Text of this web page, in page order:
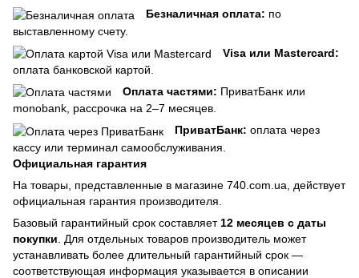
Безналичная оплата: по
выставленному счету.
Visa или Mastercard:
оплата банковской картой.
Оплата частями: ПриватБанк или
monobank, рассрочка на 2–7 месяцев.
ПриватБанк: оплата через
кассу или терминал самообслуживания.
Официальная гарантия
На товары, представленные в магазине 740.com.ua, действует
официальная гарантия производителя.
Базовый гарантийный срок составляет 12 месяцев с даты
покупки . Для отдельных товаров производитель может
устанавливать более длительный гарантийный срок —
соответствующая информация указывается в описании